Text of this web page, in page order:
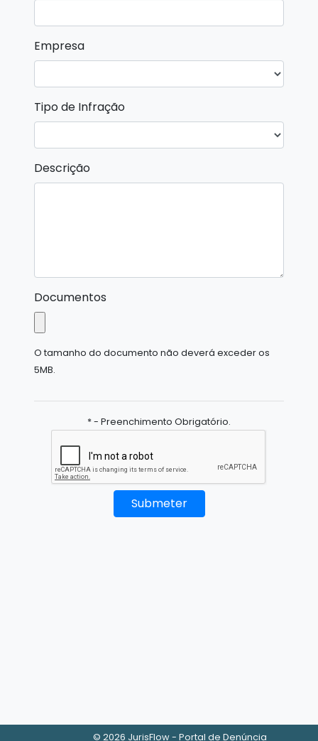
Empresa
Tipo de Infração
Descrição
Documentos
O tamanho do documento não deverá exceder os
5MB.
* - Preenchimento Obrigatório.
Submeter
© 2026 JurisFlow - Portal de Denúncia